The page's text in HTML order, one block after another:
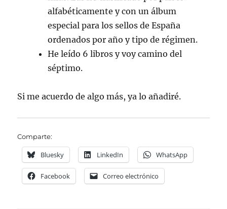
alfabéticamente y con un álbum
especial para los sellos de España
ordenados por año y tipo de régimen.
He leído 6 libros y voy camino del
séptimo.
Si me acuerdo de algo más, ya lo añadiré.
Comparte:
Bluesky LinkedIn WhatsApp
Facebook Correo electrónico